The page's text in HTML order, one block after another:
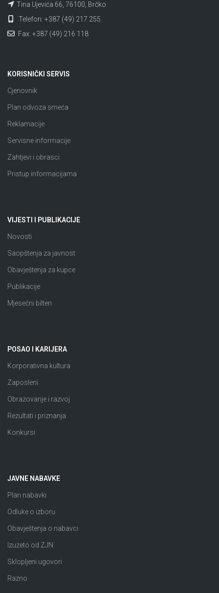
Tina Ujevića 66, 76100, Brčko
Telefon: +387 (49) 217 255
Fax: +387 (49) 216 118
KORISNIČKI SERVIS
Cjenovnik
Plan odvoza smeća
Reklamacije
Servisne informacije
Zahtjevi i obrasci
Pristup informacijama
VIJESTI I PUBLIKACIJE
Novosti
Saopštenja za javnost
Obavještenja za kupce
Publikacije
Mjesečni bilten
POSAO I KARIJERA
Korporativna kultura
Zaposleni
Obrazovanje i razvoj
Rezultati i priznanja
Konkursi
JAVNE NABAVKE
Plan nabavki
Odluke o izboru
Obavještenja o nabavci
Izuzeto od ZJN
Sklopljeni ugovori
Razno